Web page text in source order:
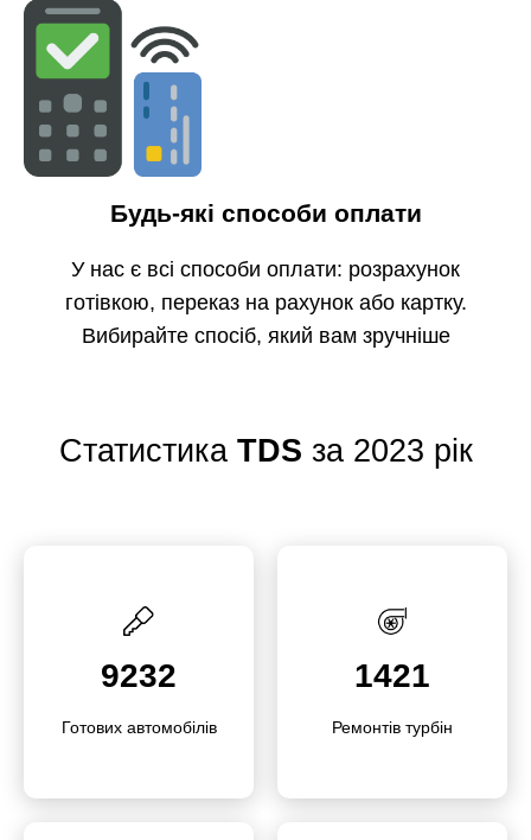
Будь-які способи оплати
У нас є всі способи оплати: розрахунок
готівкою, переказ на рахунок або картку.
Вибирайте спосіб, який вам зручніше
Статистика TDS за 2023 рік
9232
Готових автомо­білів
1421
Ремонтів турбін